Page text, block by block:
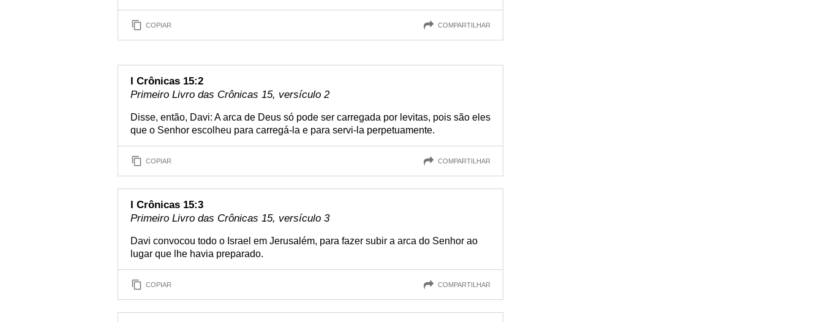
COPIAR COMPARTILHAR
I Crônicas 15:2
Primeiro Livro das Crônicas 15, versículo 2
Disse, então, Davi: A arca de Deus só pode ser carregada por levitas, pois são eles
que o Senhor escolheu para carregá-la e para servi-la perpetuamente.
COPIAR COMPARTILHAR
I Crônicas 15:3
Primeiro Livro das Crônicas 15, versículo 3
Davi convocou todo o Israel em Jerusalém, para fazer subir a arca do Senhor ao
lugar que lhe havia preparado.
COPIAR COMPARTILHAR